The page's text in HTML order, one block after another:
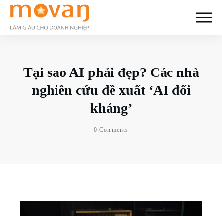
Tại sao AI phải đẹp? Các nhà
nghiên cứu đề xuất ‘AI đối
kháng’
0 Comments